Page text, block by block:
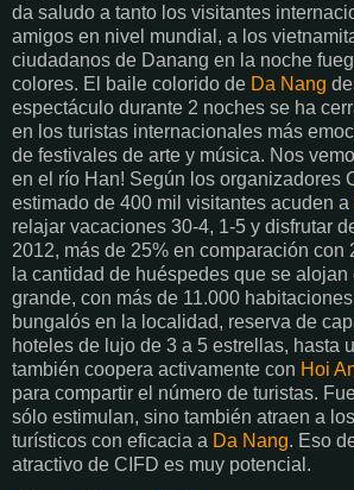
da saludo a tanto los visitantes
amigos en nivel mundial, a los
ciudadanos de Danang en la noche
colores. El baile colorido de Da Nang
espectáculo durante 2 noches se ha
en los turistas internacionales más
de festivales de arte y música. Nos
en el río Han! Según los organizadores
estimado de 400 mil visitantes acuden a
relajar vacaciones 30-4, 1-5 y disfrutar
2012, más de 25% en comparación con
la cantidad de huéspedes que se
grande, con más de 11.000
bungalós en la localidad, reserva de
hoteles de lujo de 3 a 5 estrellas, hasta
también coopera activamente con Hoi
para compartir el número de turistas.
sólo estimulan, sino también atraen a
turísticos con eficacia a Da Nang. Eso
atractivo de CIFD es muy potencial.